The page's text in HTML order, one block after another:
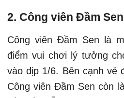
2. Công viên Đầm Sen
Công viên Đầm Sen là
điểm vui chơi lý tưởng
vào dịp 1/6. Bên cạnh vẻ
Công viên Đầm Sen còn